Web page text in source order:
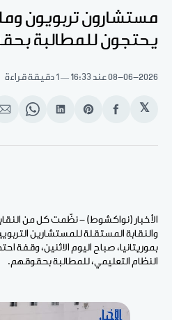
مستشارون تربويون
يحتجون للمطالبة
08-06-2026عند 16:33 1 دقيقة قراءة
𝕏
انشر
الفيسبوك
Share
Pinterest
انشر
لينكد
Share
الأخبار (نواكشوط) - نظّمت كل من
والنقابة المستقلة للمستشارين
بموريتانيا، صباح اليوم الاثنين، وقفة
النظام التعليمي، للمطالبة بحقوقهم.